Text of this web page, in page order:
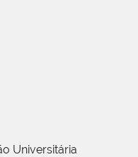
Universitária